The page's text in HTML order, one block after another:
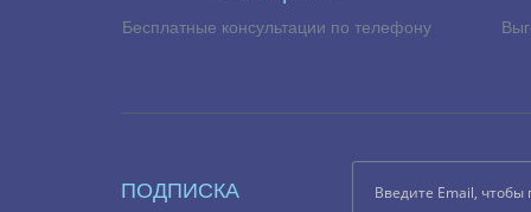
Бесплатные консультации по телефону
ПОДПИСКА